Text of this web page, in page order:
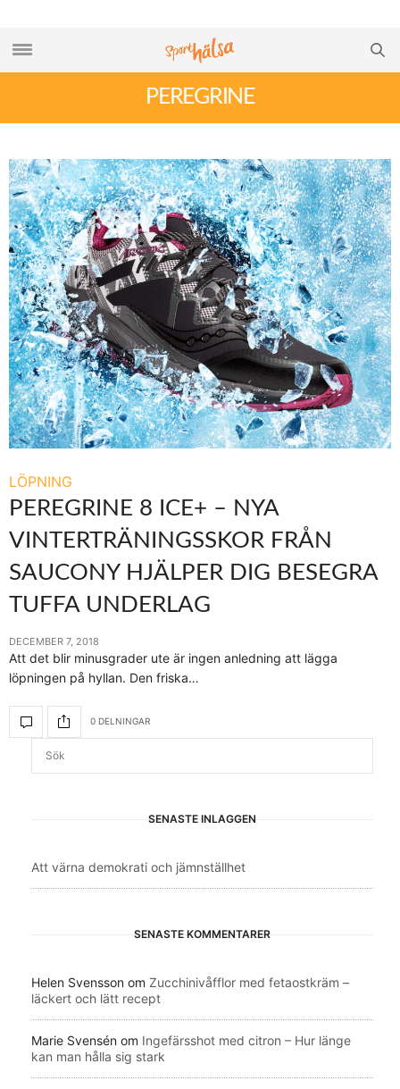
PEREGRINE
LÖPNING
PEREGRINE 8 ICE+ – NYA
VINTERTRÄNINGSSKOR FRÅN
SAUCONY HJÄLPER DIG BESEGRA
TUFFA UNDERLAG
DECEMBER 7, 2018
Att det blir minusgrader ute är ingen anledning att lägga
löpningen på hyllan. Den friska…
0 DELNINGAR
SENASTE INLÄGGEN
Att värna demokrati och jämnställhet
SENASTE KOMMENTARER
Helen Svensson om Zucchinivåfflor med fetaostkräm –
läckert och lätt recept
Marie Svensén om Ingefärsshot med citron – Hur länge
kan man hålla sig stark